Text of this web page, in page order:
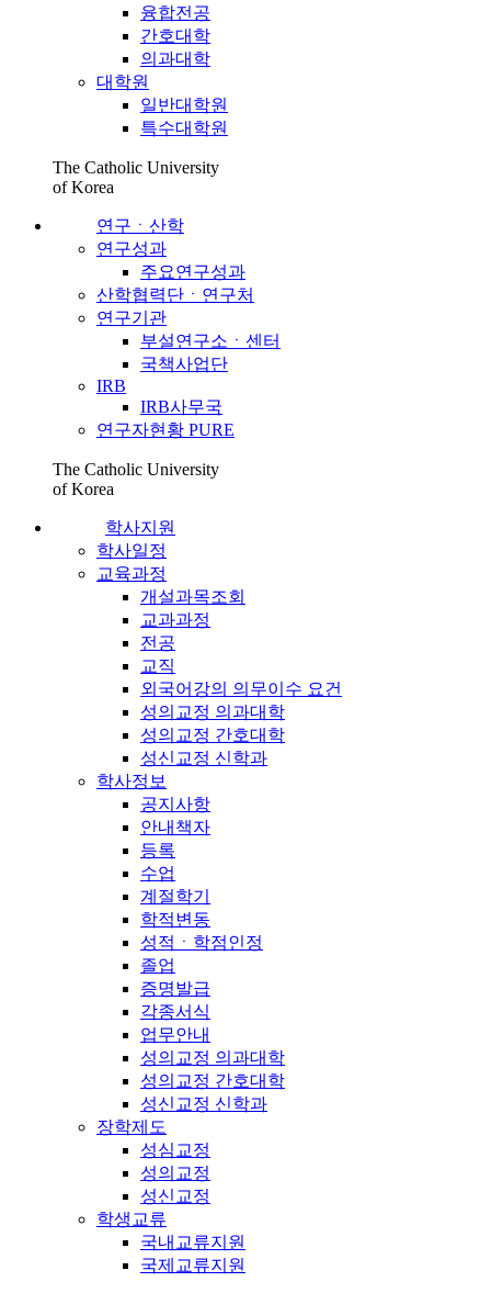
융합전공
간호대학
의과대학
대학원
일반대학원
특수대학원
The Catholic University
of Korea
연구ㆍ산학
연구성과
주요연구성과
산학협력단ㆍ연구처
연구기관
부설연구소ㆍ센터
국책사업단
IRB
IRB사무국
연구자현황 PURE
The Catholic University
of Korea
학사지원
학사일정
교육과정
개설과목조회
교과과정
전공
교직
외국어강의 의무이수 요건
성의교정 의과대학
성의교정 간호대학
성신교정 신학과
학사정보
공지사항
안내책자
등록
수업
계절학기
학적변동
성적ㆍ학점인정
졸업
증명발급
각종서식
업무안내
성의교정 의과대학
성의교정 간호대학
성신교정 신학과
장학제도
성심교정
성의교정
성신교정
학생교류
국내교류지원
국제교류지원